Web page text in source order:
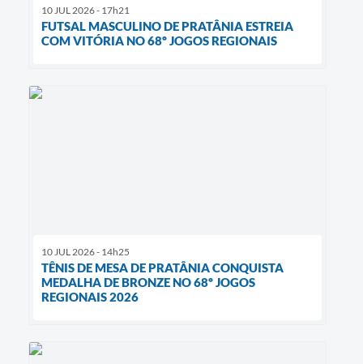
10 JUL 2026 - 17h21
FUTSAL MASCULINO DE PRATÂNIA ESTREIA
COM VITÓRIA NO 68º JOGOS REGIONAIS
10 JUL 2026 - 14h25
TÊNIS DE MESA DE PRATÂNIA CONQUISTA
MEDALHA DE BRONZE NO 68º JOGOS
REGIONAIS 2026